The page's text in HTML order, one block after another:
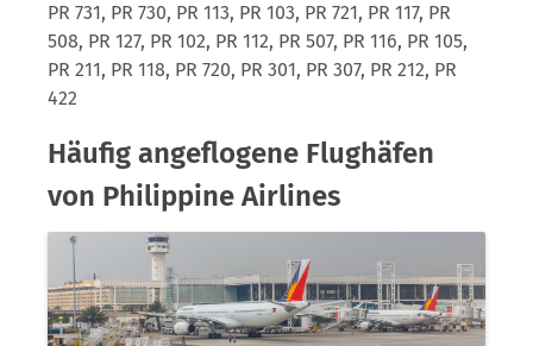
PR 731, PR 730, PR 113, PR 103, PR 721, PR 117, PR
508, PR 127, PR 102, PR 112, PR 507, PR 116, PR 105,
PR 211, PR 118, PR 720, PR 301, PR 307, PR 212, PR
422
Häufig angeflogene Flughäfen
von Philippine Airlines